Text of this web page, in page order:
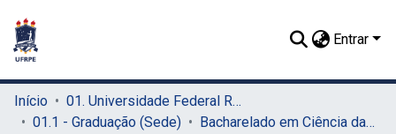
Entrar
Início
01. Universidade Federal Rural de Pernambuco - UFRPE (Sede)
01.1 - Graduação (Sede)
Bacharelado em Ciência da Computação (Sede)